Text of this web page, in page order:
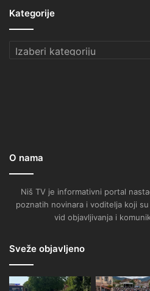
Kategorije
Kategorije
O nama
Niš TV je informativni portal
poznatih novinara i voditelja koji
vid objavljivanja i
Sveže objavljeno